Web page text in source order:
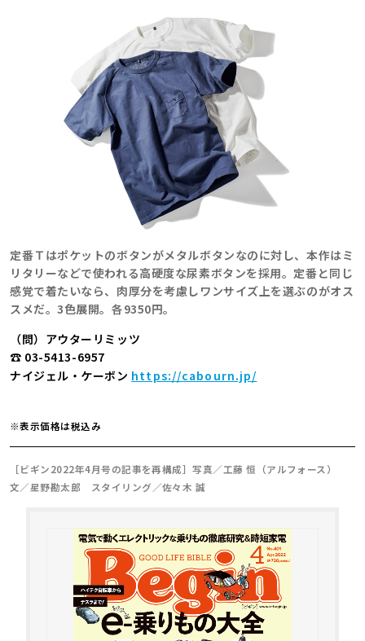
定番Ｔはポケットのボタンがメタルボタンなのに対し、本作はミ
リタリーなどで使われる高硬度な尿素ボタンを採用。定番と同じ
感覚で着たいなら、肉厚分を考慮しワンサイズ上を選ぶのがオス
スメだ。3色展開。各9350円。
（問）アウターリミッツ
☎ 03-5413-6957
ナイジェル・ケーボン https://cabourn.jp/
※表示価格は税込み
［ビギン2022年4月号の記事を再構成］写真／工藤 恒（アルフォース）
文／星野勘太郎 スタイリング／佐々木 誠